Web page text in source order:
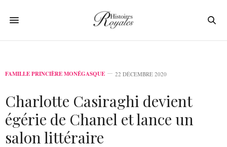
FAMILLE PRINCIÈRE MONÉGASQUE 22 DÉCEMBRE 2020
Charlotte Casiraghi devient
égérie de Chanel et lance un
salon littéraire